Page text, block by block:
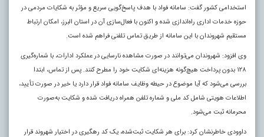
استخدامی کشور گفت: سامانه فواد با هدف پاسخ‌گویی سریع و مؤثر به شکایات مردمی در
حوزه خدمات اداری راه‌اندازی شده و اکنون با فعال‌سازی آن در استان البرز، امکان ارتباط
مستقیم شهروندان با این سامانه از طریق تماس تلفنی فراهم شده است.
وی افزود: شهروندان می‌توانند در صورت مشاهده نارسایی در عملکرد ادارات، با شماره‌گیری
۱۲۸ بدون پرداخت هیچ‌گونه هزینه‌ای شکایت خود را مطرح کنند. پس از تماس، ابتدا
بررسی می‌شود که آیا موضوع در حیطه وظایف سامانه فواد قرار دارد یا خیر در صورت تأیید،
اطلاعات هویتی شامل کد ملی و شماره تلفن همراه دریافت شده و شکایت به‌صورت
محرمانه ثبت می‌شود.
داوودی خاطرنشان کرد: برای هر شکایت ثبت‌شده، یک کد رهگیری در اختیار شهروند قرار